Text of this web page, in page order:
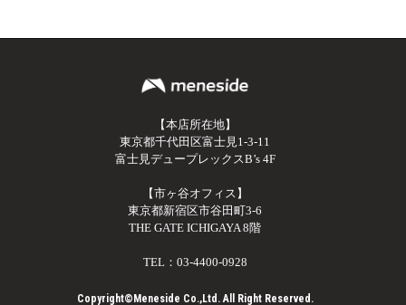
【本店所在地】
東京都千代田区富士見1-3-11
富士見デュープレックスB’s 4F
【市ヶ谷オフィス】
東京都新宿区市谷田町3-6
THE GATE ICHIGAYA 8階
TEL：03-4400-0928
Copyright©Meneside Co.,Ltd. All Right Reserved.